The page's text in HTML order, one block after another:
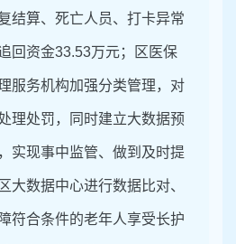
结算、死亡人员、打卡异常
回资金33.53万元；区医保
服务机构加强分类管理，对
理处罚，同时建立大数据预
实现事中监管、做到及时提
大数据中心进行数据比对、
符合条件的老年人享受长护